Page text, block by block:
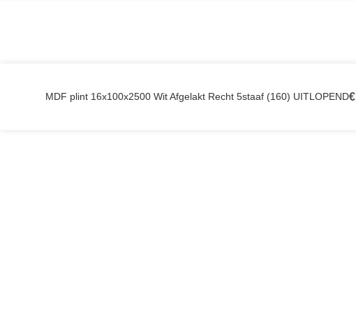
MDF plint 16x100x2500 Wit Afgelakt Recht 5staaf (160) UITLOPEND€